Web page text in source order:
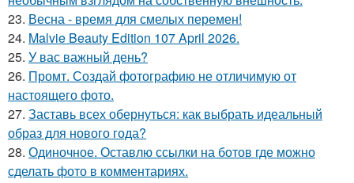
23. Весна - время для смелых перемен!
24. Malvie Beauty Edition 107 April 2026.
25. У вас важный день?
26. Промт. Создай фотографию не отличимую от
настоящего фото.
27. Заставь всех обернуться: как выбрать идеальный
образ для нового года?
28. Одиночное. Оставлю ссылки на ботов где можно
сделать фото в комментариях.